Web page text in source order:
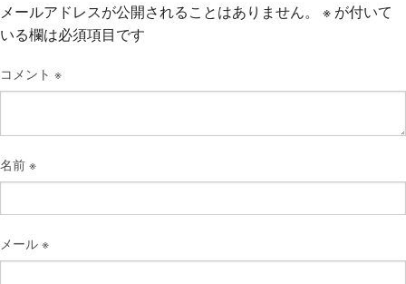
メールアドレスが公開されることはありません。 ※ が付いて
いる欄は必須項目です
コメント ※
名前 ※
メール ※